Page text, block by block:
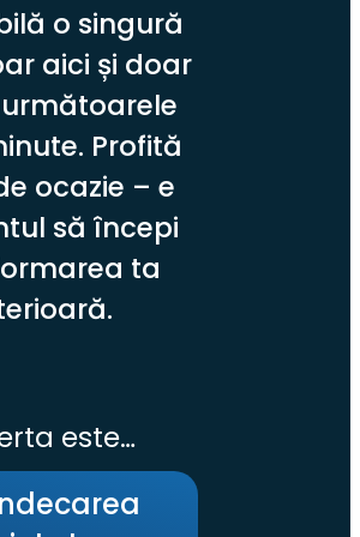
o singură
aici și doar
Profită
ocazie – e
să începi
ta
este…